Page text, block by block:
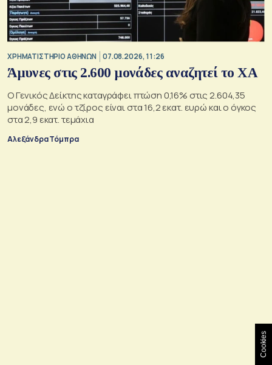
XΡΗΜΑΤΙΣΤΗΡΙΟ ΑΘΗΝΩΝ 07.08.2026, 11:26
Άμυνες στις 2.600 μονάδες αναζητεί το ΧΑ
Ο Γενικός Δείκτης καταγράφει πτώση 0,16% στις 2.604,35
μονάδες, ενώ ο τζίρος είναι στα 16,2 εκατ. ευρώ και ο όγκος
στα 2,9 εκατ. τεμάχια
Αλεξάνδρα Τόμπρα
Cookies